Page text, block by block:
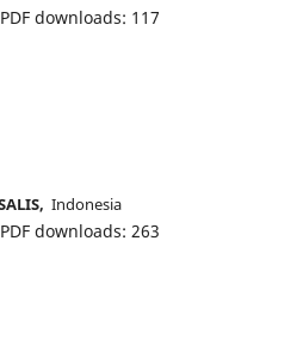
PDF downloads: 117
Indonesia
PDF downloads: 263